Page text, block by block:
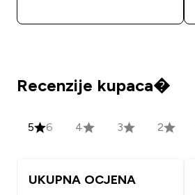
Recenzije kupaca�
5 6 4 3 2
UKUPNA OCJENA